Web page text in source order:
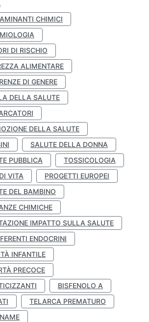
CHIMICI
DI RISCHIO
ALIMENTARE
DI GENERE
DELLA SALUTE
DELLA SALUTE
SALUTE DELLA DONNA
PUBBLICA
TOSSICOLOGIA
VITA
PROGETTI EUROPEI
DEL BAMBINO
CHIMICHE
IMPATTO SULLA SALUTE
ENDOCRINI
INFANTILE
PRECOCE
BISFENOLO A
TELARCA PREMATURO